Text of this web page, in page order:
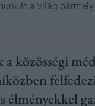
a világ
közösségi
élményekkel